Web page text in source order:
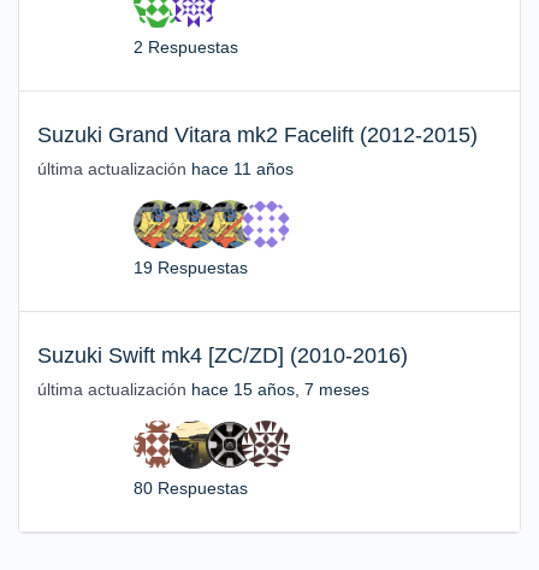
2 Respuestas
Suzuki Grand Vitara mk2 Facelift (2012-2015)
última actualización hace 11 años
19 Respuestas
Suzuki Swift mk4 [ZC/ZD] (2010-2016)
última actualización hace 15 años, 7 meses
80 Respuestas